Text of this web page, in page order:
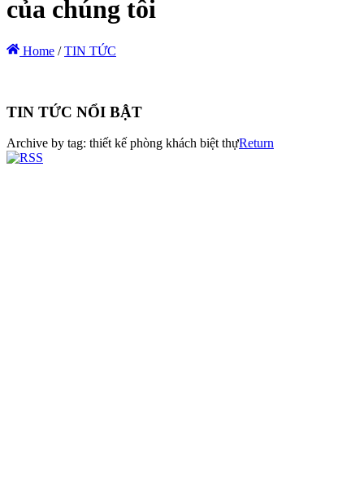
của chúng tôi
Home / TIN TỨC
TIN TỨC NỔI BẬT
Archive by tag: thiết kế phòng khách biệt thựReturn